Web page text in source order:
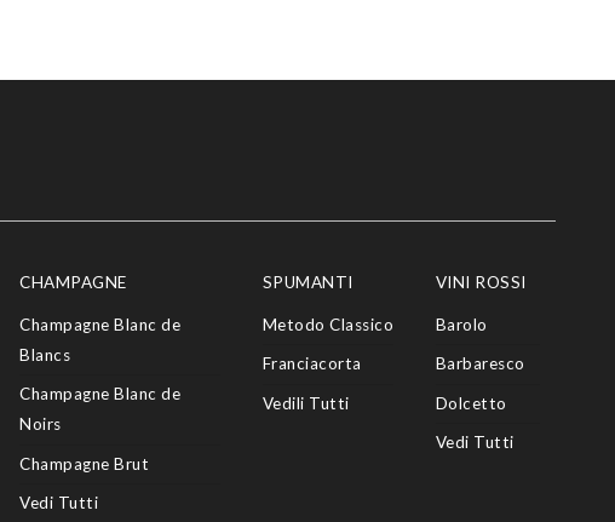
CHAMPAGNE
Champagne Blanc de
Blancs
Champagne Blanc de
Noirs
Champagne Brut
Vedi Tutti
SPUMANTI
Metodo Classico
Franciacorta
Vedili Tutti
VINI ROSSI
Barolo
Barbaresco
Dolcetto
Vedi Tutti